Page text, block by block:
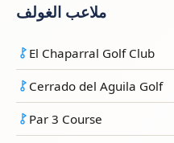
ملاعب الغولف
El Chaparral Golf Club
Cerrado del Aguila Golf
Par 3 Course